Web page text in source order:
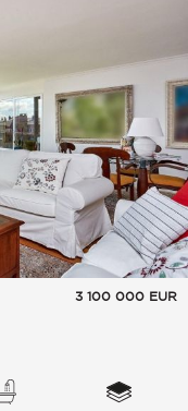
3 100 000 EUR